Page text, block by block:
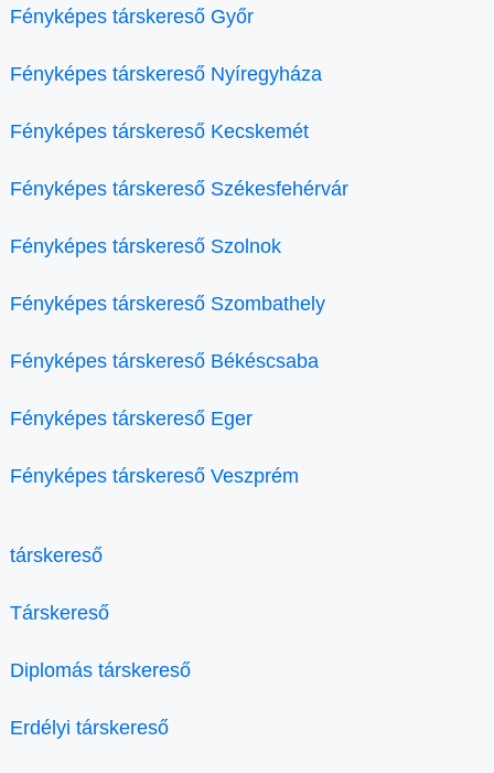
Fényképes társkereső Győr
Fényképes társkereső Nyíregyháza
Fényképes társkereső Kecskemét
Fényképes társkereső Székesfehérvár
Fényképes társkereső Szolnok
Fényképes társkereső Szombathely
Fényképes társkereső Békéscsaba
Fényképes társkereső Eger
Fényképes társkereső Veszprém
társkereső
Társkereső
Diplomás társkereső
Erdélyi társkereső